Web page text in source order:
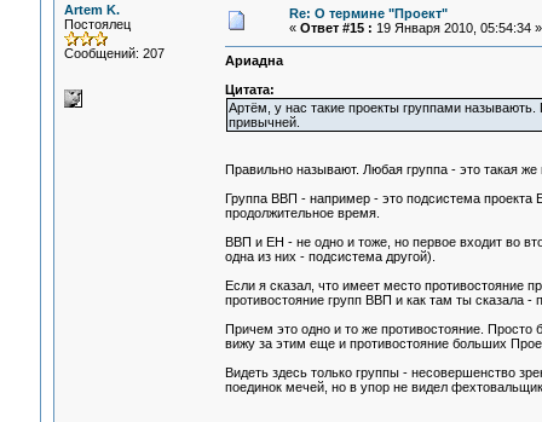
Artem K.
Постоялец
Сообщений: 207
Re: О термине "Проект"
« Ответ #15 : 19 Января 2010, 05:54:34 »
Ариадна
Цитата:
Артём, у нас такие проекты группами
привычней.
Правильно называют. Любая группа - это такая
Группа ВВП - например - это подсистема
продолжительное время.
ВВП и ЕН - не одно и тоже, но первое входит во
одна из них - подсистема другой).
Если я сказал, что имеет место противостояние
противостояние групп ВВП и как там ты сказала -
Причем это одно и то же противостояние.
вижу за этим еще и противостояние больших
Видеть здесь только группы - несовершенство
поединок мечей, но в упор не видел